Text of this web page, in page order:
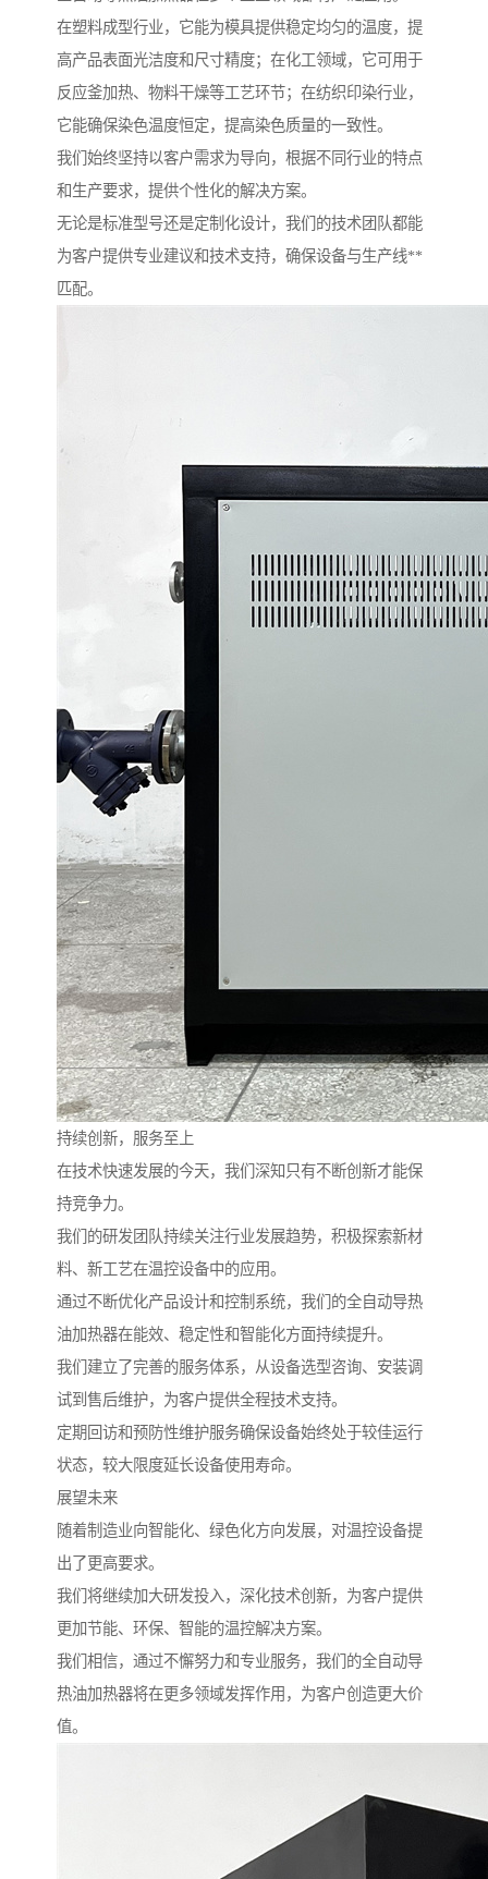
在塑料成型行业，它能为模具提供稳定均匀的温度，提
高产品表面光洁度和尺寸精度；在化工领域，它可用于
反应釜加热、物料干燥等工艺环节；在纺织印染行业，
它能确保染色温度恒定，提高染色质量的一致性。
我们始终坚持以客户需求为导向，根据不同行业的特点
和生产要求，提供个性化的解决方案。
无论是标准型号还是定制化设计，我们的技术团队都能
为客户提供专业建议和技术支持，确保设备与生产线**
匹配。
持续创新，服务至上
在技术快速发展的今天，我们深知只有不断创新才能保
持竞争力。
我们的研发团队持续关注行业发展趋势，积极探索新材
料、新工艺在温控设备中的应用。
通过不断优化产品设计和控制系统，我们的全自动导热
油加热器在能效、稳定性和智能化方面持续提升。
我们建立了完善的服务体系，从设备选型咨询、安装调
试到售后维护，为客户提供全程技术支持。
定期回访和预防性维护服务确保设备始终处于较佳运行
状态，较大限度延长设备使用寿命。
展望未来
随着制造业向智能化、绿色化方向发展，对温控设备提
出了更高要求。
我们将继续加大研发投入，深化技术创新，为客户提供
更加节能、环保、智能的温控解决方案。
我们相信，通过不懈努力和专业服务，我们的全自动导
热油加热器将在更多领域发挥作用，为客户创造更大价
值。